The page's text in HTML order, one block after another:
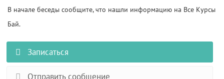
В начале беседы сообщите, что нашли информацию на Все Курсы
Бай.
Записаться
Отправить сообщение